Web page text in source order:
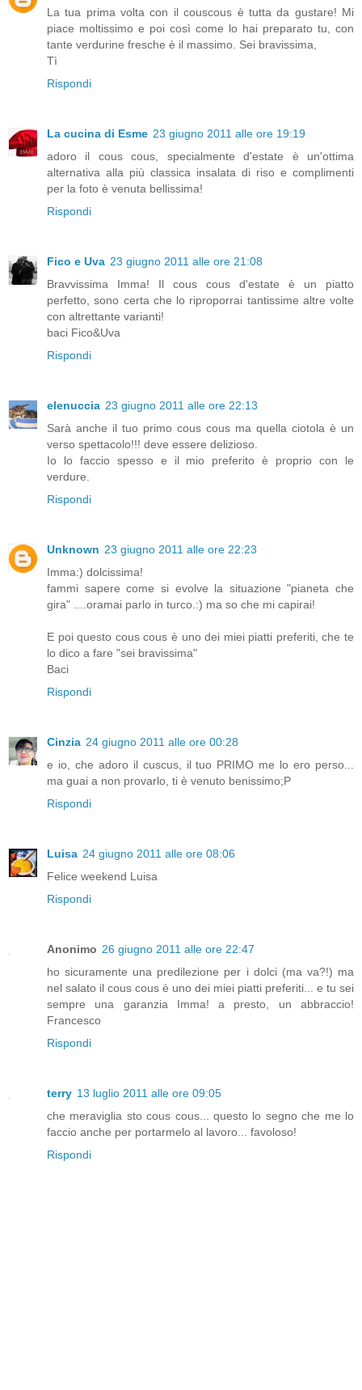
La tua prima volta con il couscous è tutta da gustare! Mi
piace moltissimo e poi così come lo hai preparato tu, con
tante verdurine fresche è il massimo. Sei bravissima,
Tì
Rispondi
La cucina di Esme 23 giugno 2011 alle ore 19:19
adoro il cous cous, specialmente d'estate è un'ottima
alternativa alla più classica insalata di riso e complimenti
per la foto è venuta bellissima!
Rispondi
Fico e Uva 23 giugno 2011 alle ore 21:08
Bravvissima Imma! Il cous cous d'estate è un piatto
perfetto, sono certa che lo riproporrai tantissime altre volte
con altrettante varianti!
baci Fico&Uva
Rispondi
elenuccia 23 giugno 2011 alle ore 22:13
Sarà anche il tuo primo cous cous ma quella ciotola è un
verso spettacolo!!! deve essere delizioso.
Io lo faccio spesso e il mio preferito è proprio con le
verdure.
Rispondi
Unknown 23 giugno 2011 alle ore 22:23
Imma:) dolcissima!
fammi sapere come si evolve la situazione "pianeta che
gira" ....oramai parlo in turco.:) ma so che mi capirai!
E poi questo cous cous è uno dei miei piatti preferiti, che te
lo dico a fare "sei bravissima"
Baci
Rispondi
Cinzia 24 giugno 2011 alle ore 00:28
e io, che adoro il cuscus, il tuo PRIMO me lo ero perso...
ma guai a non provarlo, ti è venuto benissimo;P
Rispondi
Luisa 24 giugno 2011 alle ore 08:06
Felice weekend Luisa
Rispondi
Anonimo 26 giugno 2011 alle ore 22:47
ho sicuramente una predilezione per i dolci (ma va?!) ma
nel salato il cous cous è uno dei miei piatti preferiti... e tu sei
sempre una garanzia Imma! a presto, un abbraccio!
Francesco
Rispondi
terry 13 luglio 2011 alle ore 09:05
che meraviglia sto cous cous... questo lo segno che me lo
faccio anche per portarmelo al lavoro... favoloso!
Rispondi